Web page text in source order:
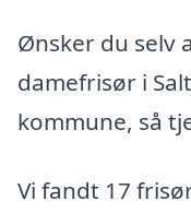
Ønsker du selv
damefrisør i
kommune, så
Vi fandt 17